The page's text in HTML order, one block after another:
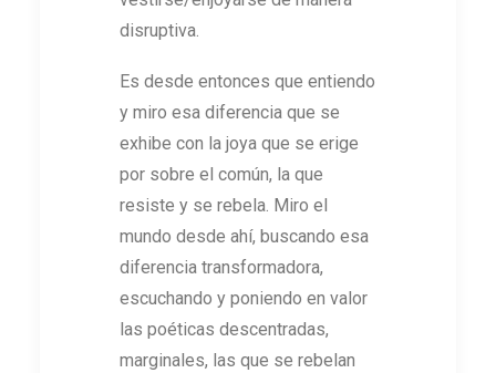
disruptiva.
Es desde entonces que entiendo
y miro esa diferencia que se
exhibe con la joya que se erige
por sobre el común, la que
resiste y se rebela. Miro el
mundo desde ahí, buscando esa
diferencia transformadora,
escuchando y poniendo en valor
las poéticas descentradas,
marginales, las que se rebelan